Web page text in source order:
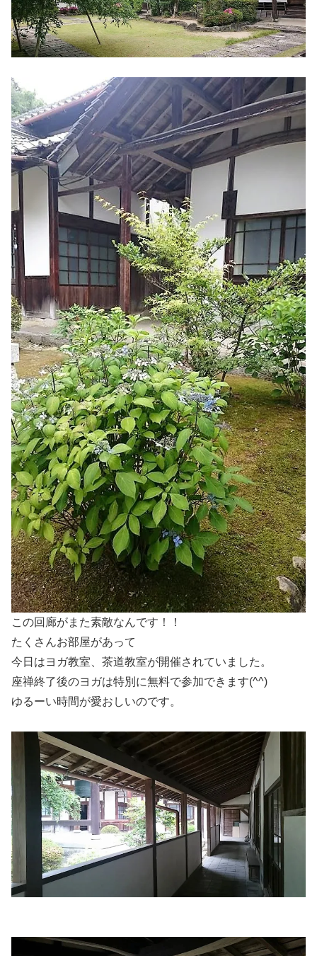
この回廊がまた素敵なんです！！
たくさんお部屋があって
今日はヨガ教室、茶道教室が開催されていました。
座禅終了後のヨガは特別に無料で参加できます(^^)
ゆるーい時間が愛おしいのです。